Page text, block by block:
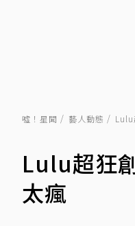
噓！星聞 藝人動態 Lulu
Lulu超狂
太瘋